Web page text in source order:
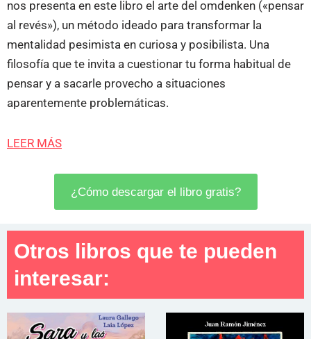
nos presenta en este libro el arte del omdenken («pensar
al revés»), un método ideado para transformar la
mentalidad pesimista en curiosa y posibilista. Una
filosofía que te invita a cuestionar tu forma habitual de
pensar y a sacarle provecho a situaciones
aparentemente problemáticas.
LEER MÁS
¿Cómo descargar el libro gratis?
Otros libros que te pueden
interesar: